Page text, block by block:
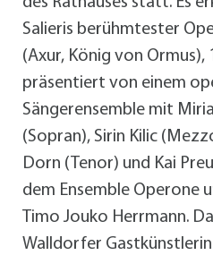
Salieris berühmtester
(Axur, König von
präsentiert von einem
Sängerensemble mit
(Sopran), Sirin Kilic
Dorn (Tenor) und Kai
dem Ensemble Operone
Timo Jouko Herrmann.
Walldorfer Gastkünstlerin